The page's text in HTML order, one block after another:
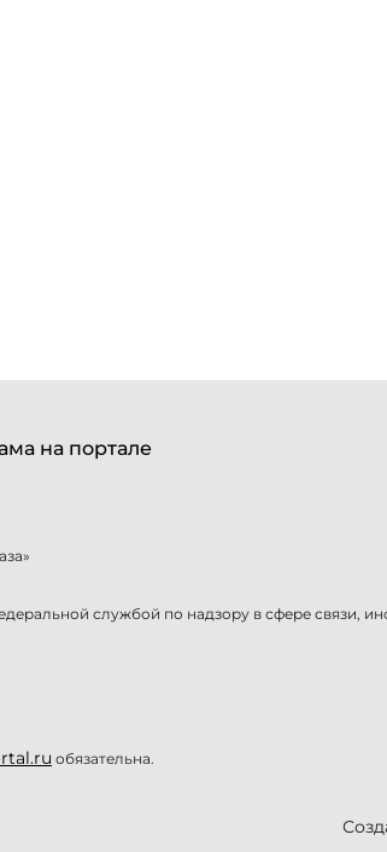
на портале
службой по надзору в сфере связи,
обязательна.